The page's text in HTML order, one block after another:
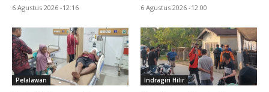
6 Agustus 2026 -12:16 6 Agustus 2026 -12:00
Pelalawan Indragiri Hilir